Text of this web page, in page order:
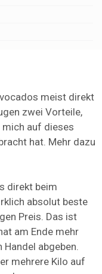
meist direkt
zwei Vorteile,
mich auf dieses
hat. Mehr dazu
direkt beim
absolut beste
Preis. Das ist
am Ende mehr
abgeben.
mehrere Kilo auf